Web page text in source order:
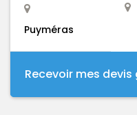
Puyméras
Recevoir mes